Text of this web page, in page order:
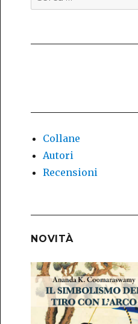
Collane
Autori
Recensioni
NOVITÀ